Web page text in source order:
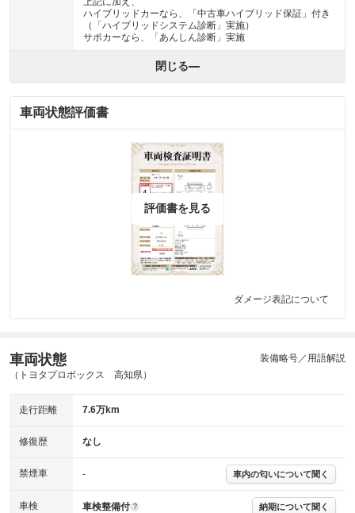
ハイブリッドカーなら、「中古車ハイブリッド保証」付き
（「ハイブリッドシステム診断」実施）
サポカーなら、「あんしん診断」実施
閉じる
車両状態評価書
評価書を見る
ダメージ表記について
車両状態
（トヨタプロボックス 高知県）
装備略号／用語解説
走行距離 7.6万km
修復歴 なし
禁煙車 - 車内の匂いについて聞く
車検 車検整備付 ? 納期について聞く